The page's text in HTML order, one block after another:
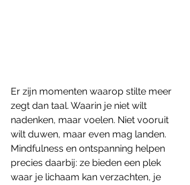
Er zijn momenten waarop stilte meer
zegt dan taal. Waarin je niet wilt
nadenken, maar voelen. Niet vooruit
wilt duwen, maar even mag landen.
Mindfulness en ontspanning helpen
precies daarbij: ze bieden een plek
waar je lichaam kan verzachten, je